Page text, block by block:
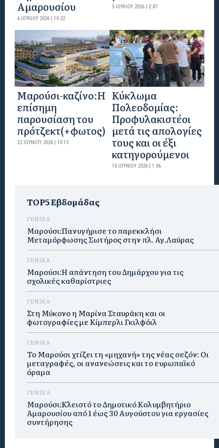
Αμαρουσίου
6 ΙΟΥΛΊΟΥ 2026 | 10:22
5 ΙΟΥΛΊΟΥ 2026 | 2:07
Mαρούσι-καζίνο:H
επίσημη
παρουσίαση του
πρότζεκτ(+φωτος)
22 ΙΟΥΝΊΟΥ 2026 | 10:13
Κύκλωμα
Πολεοδομίας:
Προφυλακιστέοι
μετά τις απολογίες
τους και οι έξι
κατηγορούμενοι
10 ΙΟΥΝΊΟΥ 2026 | 1:06
TOP5 Εβδομάδας
ΓΕΝΙΚΑ
Μαρούσι:Πανυγήρισε το παρεκκλήσι
Μεταμόρφωσης Σωτήρος στην πλ. Αγ.Λαύρας
ΓΕΝΙΚΑ
Μαρούσι:Η απάντηση του Δημάρχου για τις
σχολικές καθαρίστριες
ΓΕΝΙΚΑ
Στη Μύκονο η Μαρίνα Σταυράκη και οι
φωτογραφίες με Κίμπερλι Γκιλφόιλ
ΓΕΝΙΚΑ
Το Μαρούσι χτίζει τη «μηχανή» της νέας σεζόν: Οι
μεταγραφές, οι ανανεώσεις και το ευρωπαϊκό
όραμα
ΓΕΝΙΚΑ
Μαρούσι:Κλειστό το Δημοτικό Κολυμβητήριο
Αμαρουσίου από 1 έως 30 Αυγούστου για εργασίες
συντήρησης